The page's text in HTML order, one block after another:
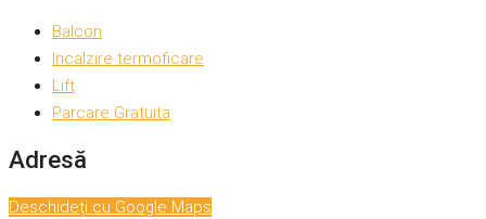
Balcon
Incalzire termoficare
Lift
Parcare Gratuita
Adresă
Deschideți cu Google Maps